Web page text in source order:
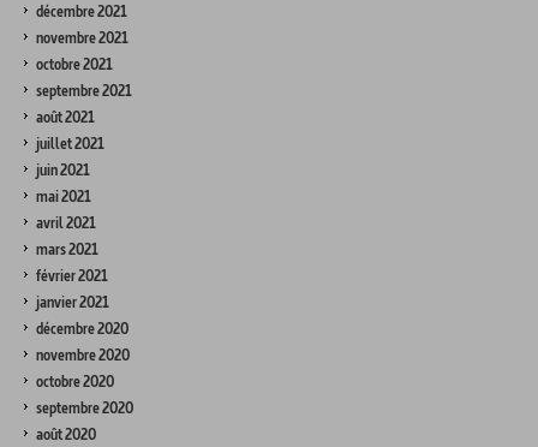
décembre 2021
novembre 2021
octobre 2021
septembre 2021
août 2021
juillet 2021
juin 2021
mai 2021
avril 2021
mars 2021
février 2021
janvier 2021
décembre 2020
novembre 2020
octobre 2020
septembre 2020
août 2020